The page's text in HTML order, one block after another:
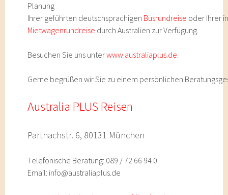
Planung
Ihrer geführten deutschsprachigen Busrundreise oder Ihrer
Mietwagenrundreise durch Australien zur Verfügung.
Besuchen Sie uns unterwww.australiaplus.de.
Gerne begrüßen wir Sie zu einem persönlichen
Australia PLUS Reisen
Partnachstr. 6, 80131 München
Telefonische Beratung: 089 / 72 66 94 0
Email: info@australiaplus.de